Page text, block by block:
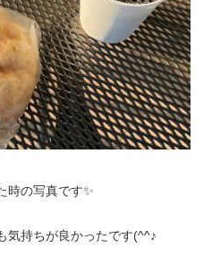
時の写真です✨
気持ちが良かったです(^^♪